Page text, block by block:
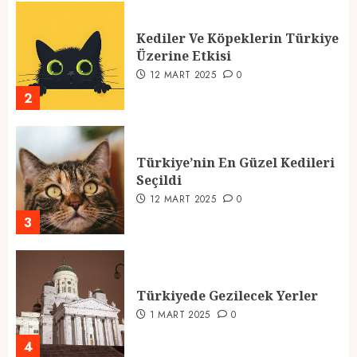
2
Kediler Ve Köpeklerin Türkiye
Üzerine Etkisi
12 MART 2025 0
3
Türkiye’nin En Güzel Kedileri
Seçildi
12 MART 2025 0
4
Türkiyede Gezilecek Yerler
1 MART 2025 0